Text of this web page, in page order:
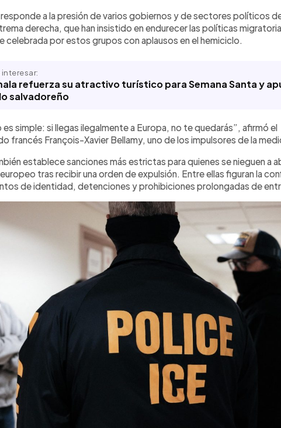
responde a la presión de varios gobiernos y de sectores políticos
derecha, que han insistido en endurecer las políticas
celebrada por estos grupos con aplausos en el hemiciclo.
refuerza su atractivo turístico para Semana Santa y
salvadoreño
es simple: si llegas ilegalmente a Europa, no te quedarás”, afirmó el
francés François-Xavier Bellamy, uno de los impulsores de la
establece sanciones más estrictas para quienes se nieguen a
tras recibir una orden de expulsión. Entre ellas figuran la
de identidad, detenciones y prohibiciones prolongadas de